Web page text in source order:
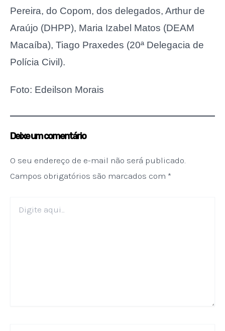
Pereira, do Copom, dos delegados, Arthur de
Araújo (DHPP), Maria Izabel Matos (DEAM
Macaíba), Tiago Praxedes (20ª Delegacia de
Polícia Civil).
Foto: Edeilson Morais
Deixe um comentário
O seu endereço de e-mail não será publicado.
Campos obrigatórios são marcados com *
aqui...